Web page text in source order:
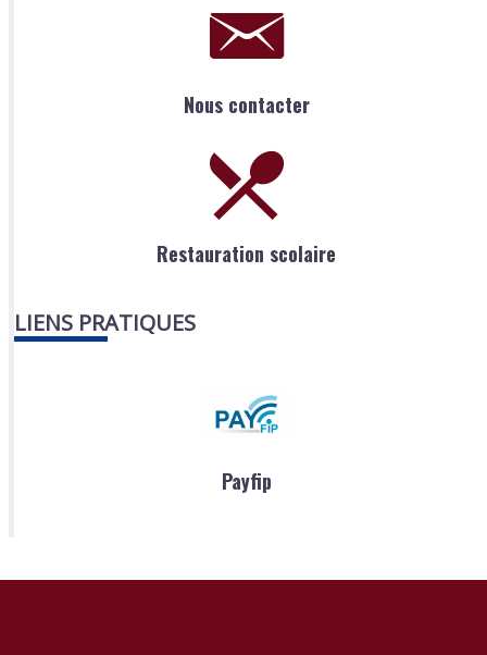
Nous contacter
Restauration scolaire
LIENS PRATIQUES
Payfip